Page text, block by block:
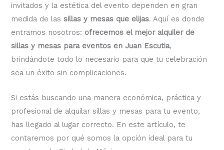
invitados y la estética del evento dependen en gran
medida de lassillas y mesas que elijas. Aquí es donde
entramos nosotros: ofrecemos el mejor alquiler de
sillas y mesas para eventos en Juan Escutia,
brindándote todo lo necesario para que tu celebración
sea un éxito sin complicaciones.
Si estás buscando una manera económica, práctica y
profesional de alquilar sillas y mesas para tu evento,
has llegado al lugar correcto. En este artículo, te
contaremos por qué somos la opción ideal para tu